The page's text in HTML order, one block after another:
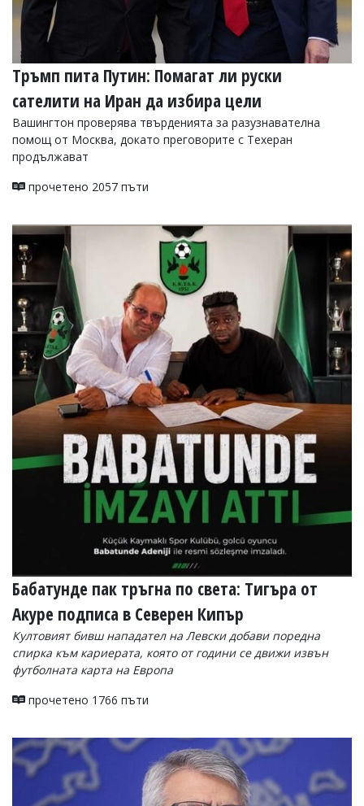
отговорност
тях!
Ако
откриете
обиден
за
вас
моля
сигнализирайте
Тръмп пита Путин: Помагат ли руски
сателити на Иран да избира цели
Вашингтон проверява твърденията за разузнавателна
помощ от Москва, докато преговорите с Техеран
продължават
прочетено 2057 пъти
Бабатунде пак тръгна по света: Тигъра от
Акуре подписа в Северен Кипър
Култовият бивш нападател на Левски добави поредна
спирка към кариерата, която от години се движи извън
футболната карта на Европа
прочетено 1766 пъти